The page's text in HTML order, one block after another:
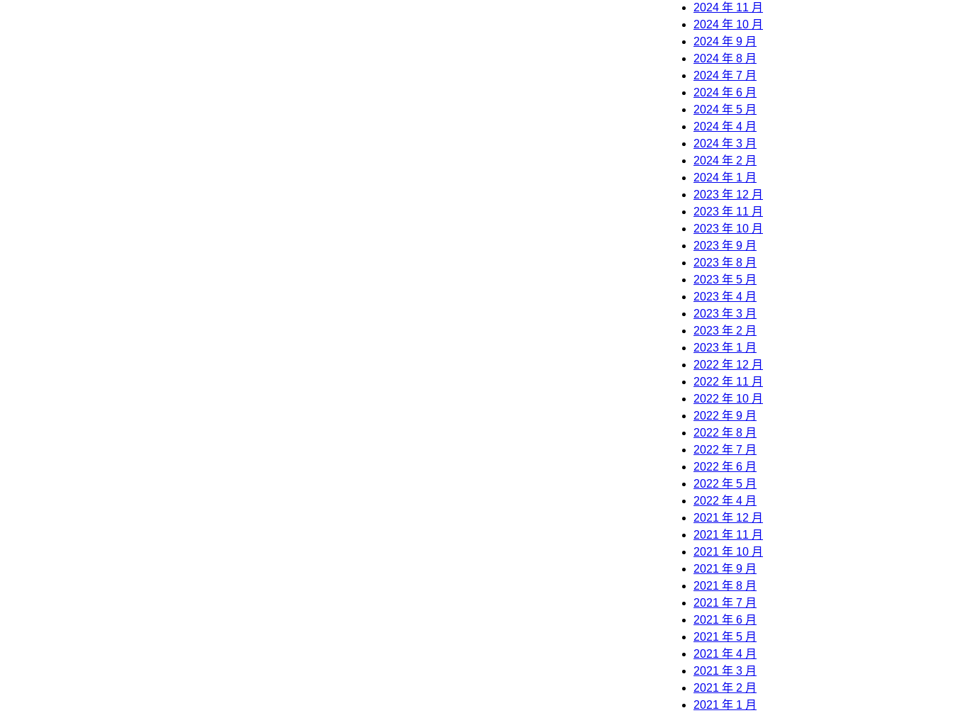
2024 年 11 月
2024 年 10 月
2024 年 9 月
2024 年 8 月
2024 年 7 月
2024 年 6 月
2024 年 5 月
2024 年 4 月
2024 年 3 月
2024 年 2 月
2024 年 1 月
2023 年 12 月
2023 年 11 月
2023 年 10 月
2023 年 9 月
2023 年 8 月
2023 年 5 月
2023 年 4 月
2023 年 3 月
2023 年 2 月
2023 年 1 月
2022 年 12 月
2022 年 11 月
2022 年 10 月
2022 年 9 月
2022 年 8 月
2022 年 7 月
2022 年 6 月
2022 年 5 月
2022 年 4 月
2021 年 12 月
2021 年 11 月
2021 年 10 月
2021 年 9 月
2021 年 8 月
2021 年 7 月
2021 年 6 月
2021 年 5 月
2021 年 4 月
2021 年 3 月
2021 年 2 月
2021 年 1 月